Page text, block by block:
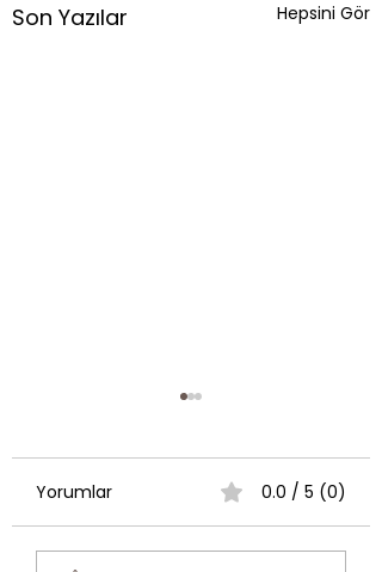
Son Yazılar Hepsini Gör
Yorumlar 0.0 / 5 (0)